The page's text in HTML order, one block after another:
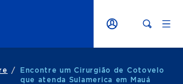
/
Encontre um Cirurgião de Cotovelo
que atenda Sulamerica em Mauá